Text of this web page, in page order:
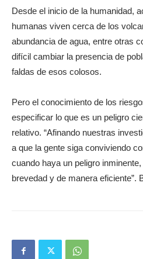
Desde el inicio de la humanidad,
humanas viven cerca de los
abundancia de agua, entre otras
difícil cambiar la presencia de
faldas de esos colosos.
Pero el conocimiento de los
especificar lo que es un peligro
relativo. “Afinando nuestras
a que la gente siga conviviendo
cuando haya un peligro
brevedad y de manera eficiente”.